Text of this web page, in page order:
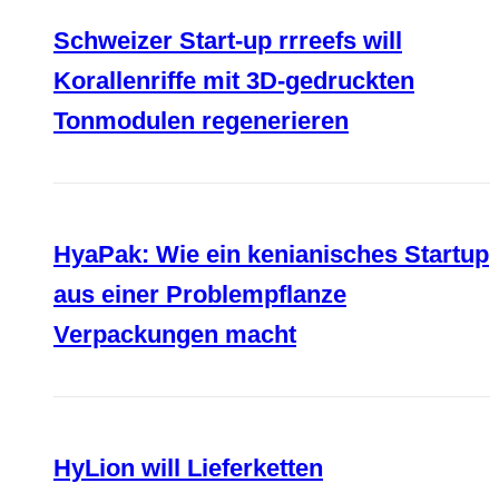
Schweizer Start-up rrreefs will
Korallenriffe mit 3D-gedruckten
Tonmodulen regenerieren
HyaPak: Wie ein kenianisches Startup
aus einer Problempflanze
Verpackungen macht
HyLion will Lieferketten